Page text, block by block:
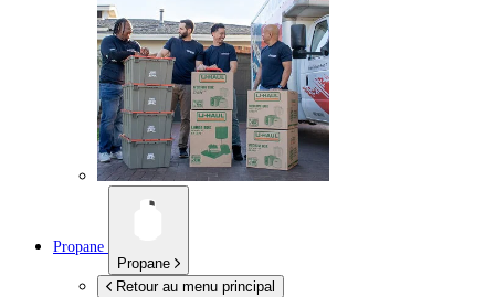
Propane
Propane
Retour au menu principal